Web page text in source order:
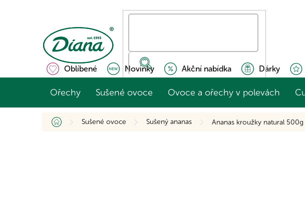
Oblíbené Novinky Akční nabídka Dárky
Ořechy Sušené ovoce Ovoce a ořechy v polevách
Domů Sušené ovoce Sušený ananas Ananas kroužky natural 500g